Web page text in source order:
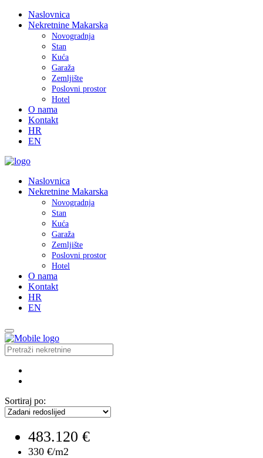
Naslovnica
Nekretnine Makarska
Novogradnja
Stan
Kuća
Garaža
Zemljište
Poslovni prostor
Hotel
O nama
Kontakt
HR
EN
Naslovnica
Nekretnine Makarska
Novogradnja
Stan
Kuća
Garaža
Zemljište
Poslovni prostor
Hotel
O nama
Kontakt
HR
EN
Sortiraj po:
483.120 €
330 €/m2